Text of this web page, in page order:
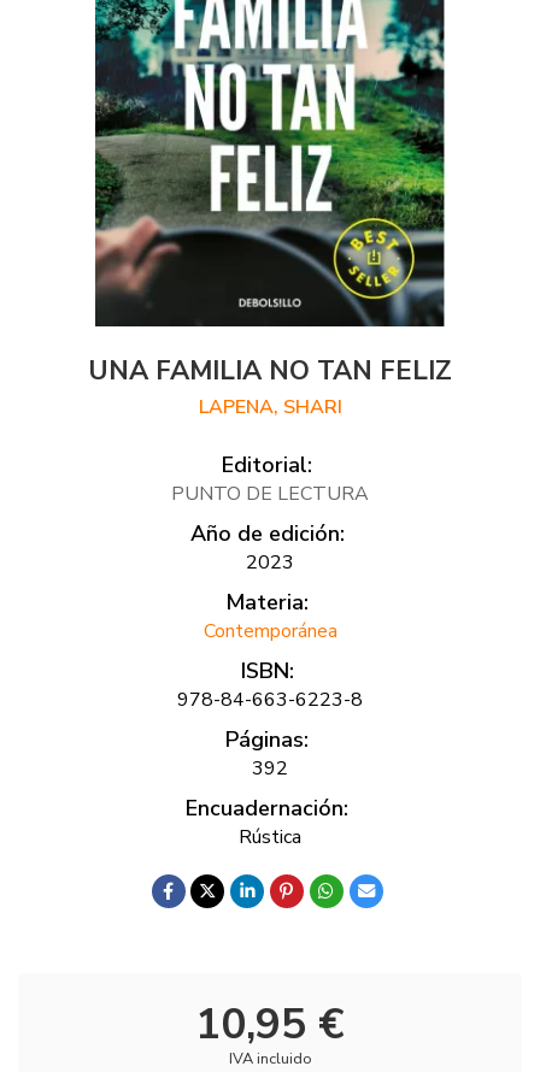
UNA FAMILIA NO TAN FELIZ
LAPENA, SHARI
Editorial:
PUNTO DE LECTURA
Año de edición:
2023
Materia:
Contemporánea
ISBN:
978-84-663-6223-8
Páginas:
392
Encuadernación:
Rústica
10,95 €
IVA incluido